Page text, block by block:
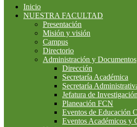
Inicio
NUESTRA FACULTAD
Presentación
Misión y visión
Campus
Directorio
Administración y Documentos
Dirección
Secretaría Académica
Secretaría
Jefatura de
Planeación FCN
Eventos de Educación
Eventos Académicos y